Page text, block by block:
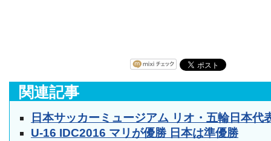
関連記事
日本サッカーミュージアム リオ・五輪日本代
U-16 IDC2016 マリが優勝 日本は準優勝